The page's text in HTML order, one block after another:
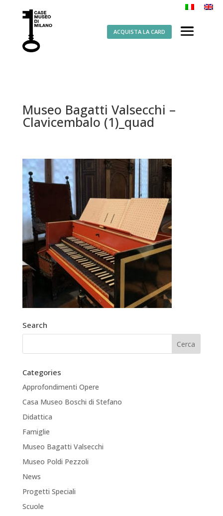
ACQUISTA LA CARD
Museo Bagatti Valsecchi –
Clavicembalo (1)_quad
Search
Categories
Approfondimenti Opere
Casa Museo Boschi di Stefano
Didattica
Famiglie
Museo Bagatti Valsecchi
Museo Poldi Pezzoli
News
Progetti Speciali
Scuole